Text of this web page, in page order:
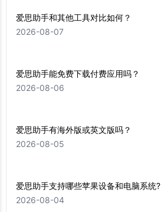
爱思助手和其他工具对比如何？
2026-08-07
爱思助手能免费下载付费应用吗？
2026-08-06
爱思助手有海外版或英文版吗？
2026-08-05
爱思助手支持哪些苹果设备和电脑系统?
2026-08-04